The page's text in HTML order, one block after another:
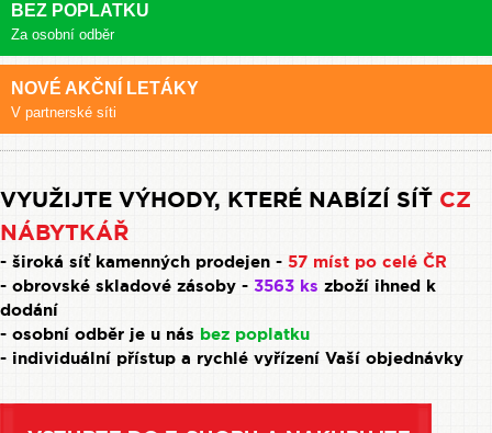
BEZ POPLATKU
Za osobní odběr
NOVÉ AKČNÍ LETÁKY
V partnerské síti
VYUŽIJTE VÝHODY, KTERÉ NABÍZÍ SÍŤ CZ
NÁBYTKÁŘ
- široká síť kamenných prodejen - 57 míst po celé ČR
- obrovské skladové zásoby - 3563 ks zboží ihned k
dodání
- osobní odběr je u nás bez poplatku
- individuální přístup a rychlé vyřízení Vaší objednávky